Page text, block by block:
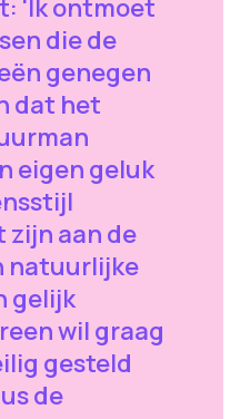
'Ik ontmoet
die de
genegen
dat het
eigen geluk
zijn aan de
natuurlijke
gelijk
wil graag
gesteld
de